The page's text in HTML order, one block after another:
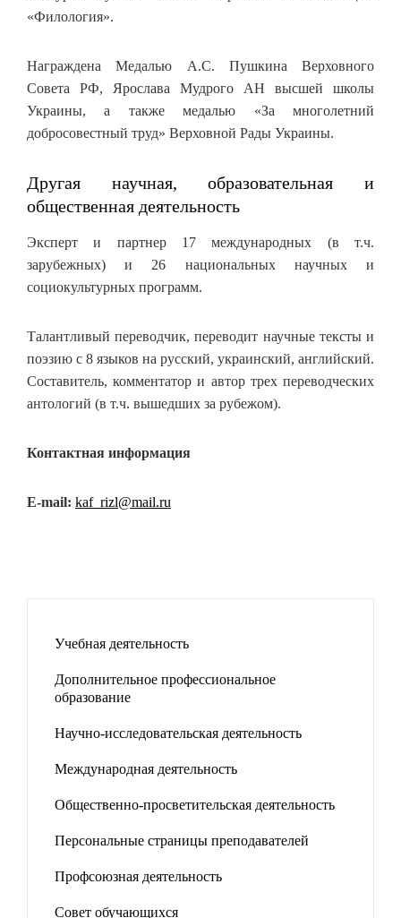
«Филология».
Награждена Медалью А.С. Пушкина Верховного
Совета РФ, Ярослава Мудрого АН высшей школы
Украины, а также медалью «За многолетний
добросовестный труд» Верховной Рады Украины.
Другая научная, образовательная и
общественная деятельность
Эксперт и партнер 17 международных (в т.ч.
зарубежных) и 26 национальных научных и
социокультурных программ.
Талантливый переводчик, переводит научные тексты и
поэзию с 8 языков на русский, украинский, английский.
Составитель, комментатор и автор трех переводческих
антологий (в т.ч. вышедших за рубежом).
Контактная информация
E-mail: kaf_rizl@mail.ru
Учебная деятельность
Дополнительное профессиональное
образование
Научно-исследовательская деятельность
Международная деятельность
Общественно-просветительская деятельность
Персональные страницы преподавателей
Профсоюзная деятельность
Совет обучающихся